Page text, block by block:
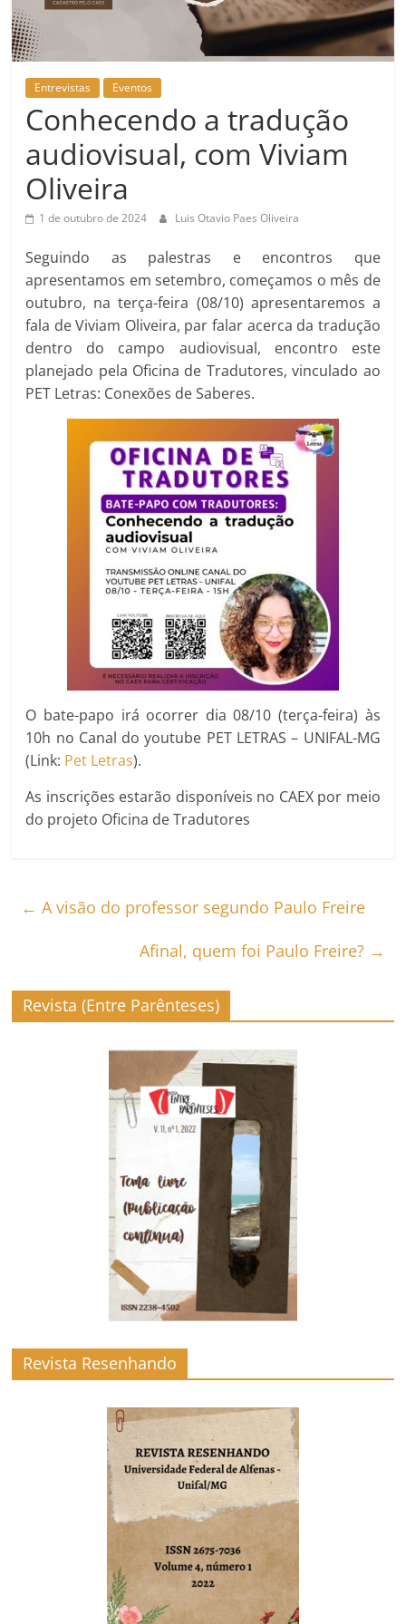
Entrevistas Eventos
Conhecendo a tradução
audiovisual, com Viviam
Oliveira
1 de outubro de 2024 Luis Otavio Paes Oliveira
Seguindo as palestras e encontros que
apresentamos em setembro, começamos o mês de
outubro, na terça-feira (08/10) apresentaremos a
fala de Viviam Oliveira, par falar acerca da tradução
dentro do campo audiovisual, encontro este
planejado pela Oficina de Tradutores, vinculado ao
PET Letras: Conexões de Saberes.
O bate-papo irá ocorrer dia 08/10 (terça-feira) às
10h no Canal do youtube PET LETRAS – UNIFAL-MG
(Link: Pet Letras).
As inscrições estarão disponíveis no CAEX por meio
do projeto Oficina de Tradutores
← A visão do professor segundo Paulo Freire
Afinal, quem foi Paulo Freire? →
Revista (Entre Parênteses)
Revista Resenhando